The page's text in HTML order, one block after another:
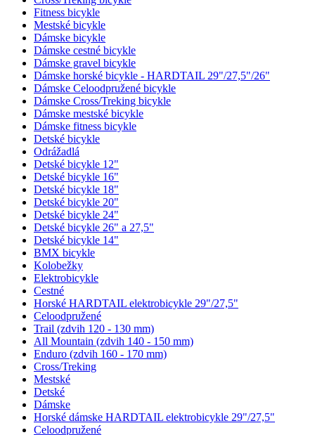
Fitness bicykle
Mestské bicykle
Dámske bicykle
Dámske cestné bicykle
Dámske gravel bicykle
Dámske horské bicykle - HARDTAIL 29"/27,5"/26"
Dámske Celoodpružené bicykle
Dámske Cross/Treking bicykle
Dámske mestské bicykle
Dámske fitness bicykle
Detské bicykle
Odrážadlá
Detské bicykle 12"
Detské bicykle 16"
Detské bicykle 18"
Detské bicykle 20"
Detské bicykle 24"
Detské bicykle 26" a 27,5"
Detské bicykle 14"
BMX bicykle
Kolobežky
Elektrobicykle
Cestné
Horské HARDTAIL elektrobicykle 29"/27,5"
Celoodpružené
Trail (zdvih 120 - 130 mm)
All Mountain (zdvih 140 - 150 mm)
Enduro (zdvih 160 - 170 mm)
Cross/Treking
Mestské
Detské
Dámske
Horské dámske HARDTAIL elektrobicykle 29"/27,5"
Celoodpružené